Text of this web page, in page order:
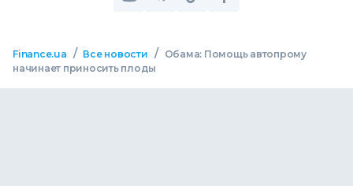
Finance.ua / Все новости /
Обама: Помощь автопрому
начинает приносить плоды